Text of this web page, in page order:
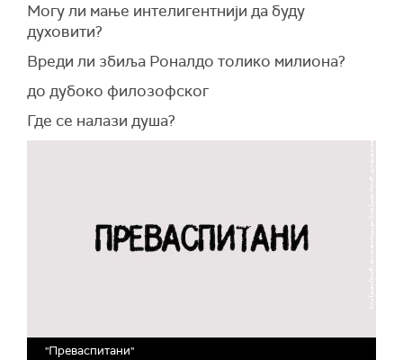
Могу ли мање интелигентнији да буду
духовити?
Вреди ли збиља Роналдо толико милиона?
до дубоко филозофског
Где се налази душа?
"Преваспитани"